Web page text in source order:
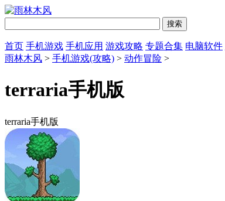
首页 手机游戏 手机应用 游戏攻略 专题合集 电脑软件
雨林木风 > 手机游戏(攻略) > 动作冒险 >
terraria手机版
terraria手机版